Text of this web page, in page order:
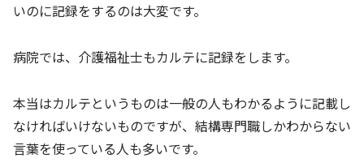
いのに記録をするのは大変です。
病院では、介護福祉士もカルテに記録をします。
本当はカルテというものは一般の人もわかるように記載し
なければいけないものですが、結構専門職しかわからない
言葉を使っている人も多いです。